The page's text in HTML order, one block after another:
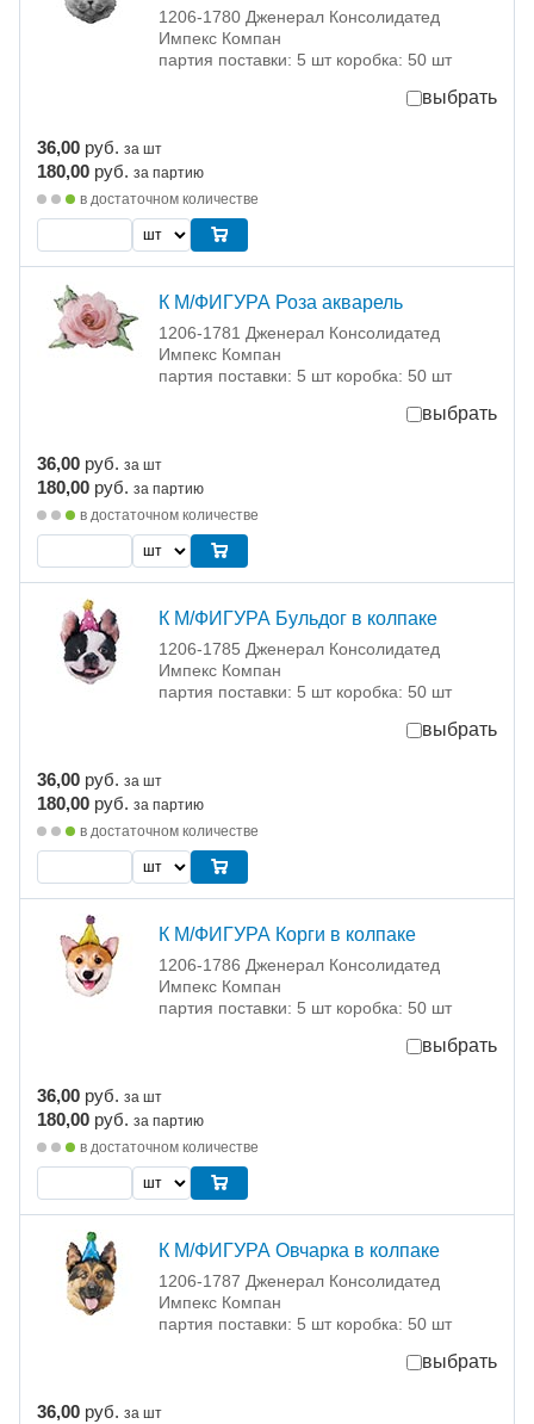
1206-1780 Дженерал Консолидатед
Импекс Компан
партия поставки: 5 шт коробка: 50 шт
выбрать
36,00 руб. за шт
180,00 руб. за партию
в достаточном количестве
К М/ФИГУРА Роза акварель
1206-1781 Дженерал Консолидатед
Импекс Компан
партия поставки: 5 шт коробка: 50 шт
выбрать
36,00 руб. за шт
180,00 руб. за партию
в достаточном количестве
К М/ФИГУРА Бульдог в колпаке
1206-1785 Дженерал Консолидатед
Импекс Компан
партия поставки: 5 шт коробка: 50 шт
выбрать
36,00 руб. за шт
180,00 руб. за партию
в достаточном количестве
К М/ФИГУРА Корги в колпаке
1206-1786 Дженерал Консолидатед
Импекс Компан
партия поставки: 5 шт коробка: 50 шт
выбрать
36,00 руб. за шт
180,00 руб. за партию
в достаточном количестве
К М/ФИГУРА Овчарка в колпаке
1206-1787 Дженерал Консолидатед
Импекс Компан
партия поставки: 5 шт коробка: 50 шт
выбрать
36,00 руб. за шт